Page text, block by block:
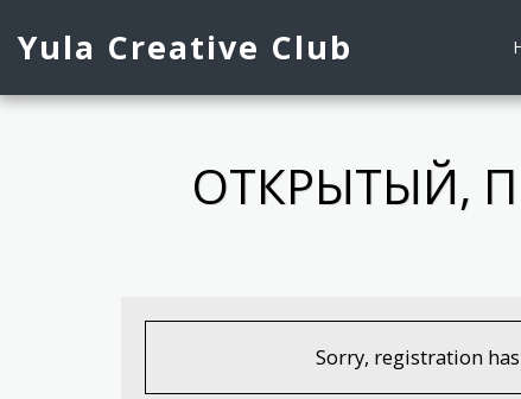
Yula Creative Club
ОТКРЫТЫЙ,
Sorry, registration